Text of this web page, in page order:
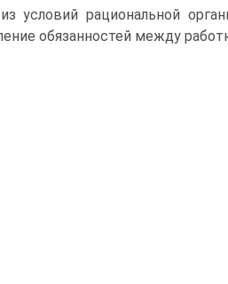
условий рациональной
обязанностей между